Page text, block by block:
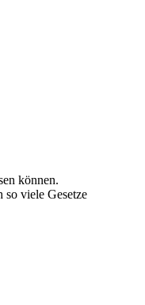
können.
so viele Gesetze